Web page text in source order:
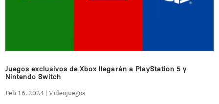
Juegos exclusivos de Xbox llegarán a PlayStation 5 y
Nintendo Switch
Feb 16, 2024 |Videojuegos